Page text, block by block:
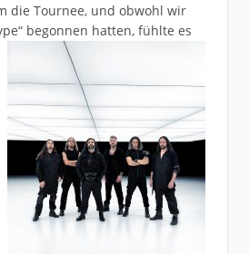
die Tournee, und obwohl wir
begonnen hatten, fühlte es